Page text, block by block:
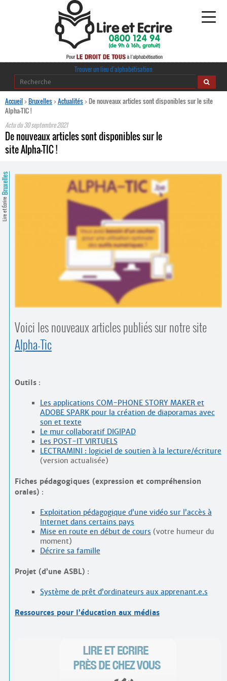
Alphabétisation
Ressources pédagogiques
Comprendre et parler
Bienvenue en Belgique
Espace presse
Contacts
Trouver un lieu d’alphabétisation
Trouver un lieu d’alphabétisation
Accueil>Bruxelles>Actualités>De nouveaux articles sont disponibles sur le site
Alpha-TIC !
Actu du30 septembre 2021
De nouveaux articles sont disponibles sur le
site Alpha-TIC !
Lire et Écrire
Bruxelles
Voici les nouveaux articles publiés sur notre site
Alpha-Tic
Outils:
Les applications COM-PHONE STORY MAKER et
ADOBE SPARK pour la création de diaporamas avec
son et texte
Le mur collaboratif DIGIPAD
Les POST-IT VIRTUELS
LECTRAMINI : logiciel de soutien à la lecture/écriture
(version actualisée)
Fiches pédagogiques (expression et compréhension
orales) :
Exploitation pédagogique d’une vidéo sur l’accès à
Internet dans certains pays
Mise en route en début de cours (votre humeur du
moment)
Décrire sa famille
Projet (d’une ASBL) :
Système de prêt d’ordinateurs aux apprenant.e.s
Ressources pour l’éducation aux médias